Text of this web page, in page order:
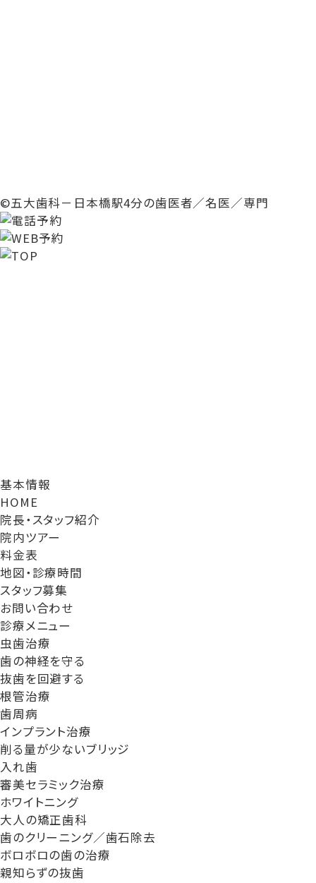
©五大歯科－日本橋駅4分の歯医者／名医／専門
基本情報
HOME
院長・スタッフ紹介
院内ツアー
料金表
地図・診療時間
スタッフ募集
お問い合わせ
診療メニュー
虫歯治療
歯の神経を守る
抜歯を回避する
根管治療
歯周病
インプラント治療
削る量が少ないブリッジ
入れ歯
審美セラミック治療
ホワイトニング
大人の矯正歯科
歯のクリーニング／歯石除去
ボロボロの歯の治療
親知らずの抜歯